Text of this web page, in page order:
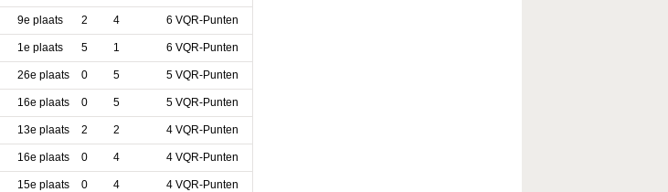
9e plaats 2 4 6 VQR-Punten
1e plaats 5 1 6 VQR-Punten
26e plaats 0 5 5 VQR-Punten
16e plaats 0 5 5 VQR-Punten
13e plaats 2 2 4 VQR-Punten
16e plaats 0 4 4 VQR-Punten
15e plaats 0 4 4 VQR-Punten